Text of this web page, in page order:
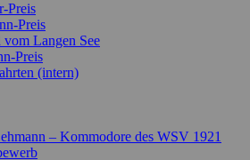
Preis
Preis
vom Langen See
Preis
(intern)
– Kommodore des WSV 1921